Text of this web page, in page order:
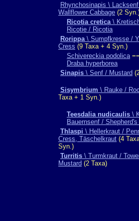
Rhynchosinapis \
Wallflower Cabbage (2
Ricotia cretica\
Ricotie / Ricotia
Rorippa\ Sumpfkresse /
Cress (9 Taxa + 4 Syn.)
Schivereckia podolica
Draba hyperborea
Sinapis \ Senf / Mustard
Sisymbrium \ Rauke /
Taxa + 1 Syn.)
Teesdalia nudicaulis \
Bauernsenf /
Thlaspi \ Hellerkraut /
Cress, Täschelkraut (4
Syn.)
Turritis \ Turmkraut /
Mustard (2 Taxa)